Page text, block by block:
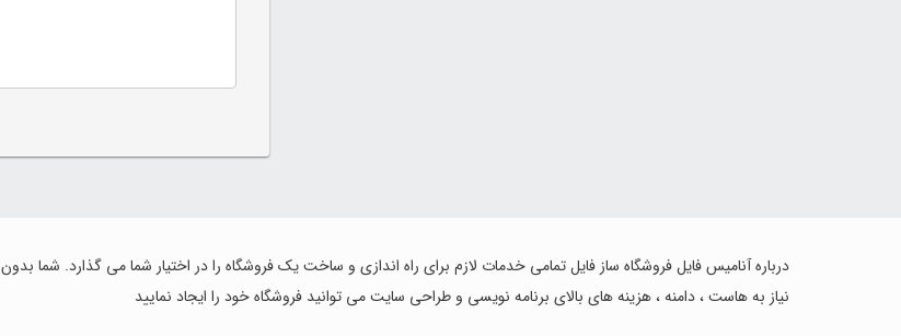
درباره آنامیس فایل فروشگاه ساز فایل تمامی خدمات لازم برای راه اندازی و ساخت یک فروشگاه را در اختیار شما می گذارد. شما بدون
نیاز به هاست ، دامنه ، هزینه های بالای برنامه نویسی و طراحی سایت می توانید فروشگاه خود را ایجاد نمایید